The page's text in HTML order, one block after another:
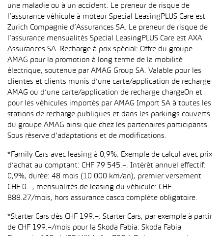
une maladie ou à un accident. Le preneur de risque de
l’assurance véhicule à moteur Special LeasingPLUS Care est
Zurich Compagnie d’Assurances SA. Le preneur de risque de
l’assurance mensualités Special LeasingPLUS Care est AXA
Assurances SA. Recharge à prix spécial: Offre du groupe
AMAG pour la promotion à long terme de la mobilité
électrique, soutenue par AMAG Group SA. Valable pour les
clientes et clients munis d’une carte/application de recharge
AMAG ou d’une carte/application de recharge chargeOn et
pour les véhicules importés par AMAG Import SA à toutes les
stations de recharge publiques et dans les parkings couverts
du groupe AMAG ainsi que chez les partenaires participants.
Sous réserve d’adaptations et de modifications.
*Family Cars avec leasing à 0,9%: Exemple de calcul avec prix
d’achat au comptant: CHF 79 545.–. Intérêt annuel effectif:
0,9%, durée: 48 mois (10 000 km/an), premier versement
CHF 0.–, mensualités de leasing du véhicule: CHF
888.27/mois, hors assurance casco complète obligatoire.
*Starter Cars dès CHF 199.–: Starter Cars, par exemple à partir
de CHF 199.–/mois pour la Skoda Fabia: Skoda Fabia